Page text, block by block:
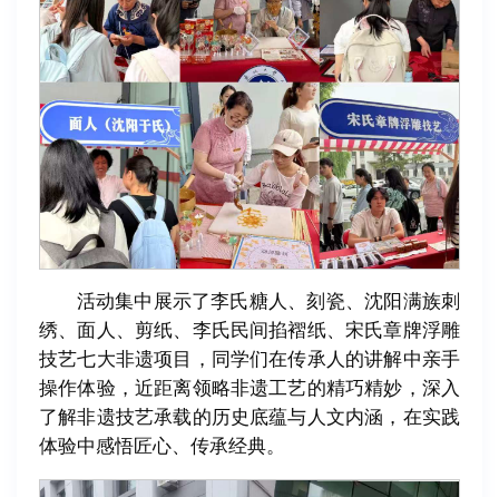
活动集中展示了李氏糖人、刻瓷、沈阳满族刺
绣、面人、剪纸、李氏民间掐褶纸、宋氏章牌浮雕
技艺七大非遗项目，同学们在传承人的讲解中亲手
操作体验，近距离领略非遗工艺的精巧精妙，深入
了解非遗技艺承载的历史底蕴与人文内涵，在实践
体验中感悟匠心、传承经典。